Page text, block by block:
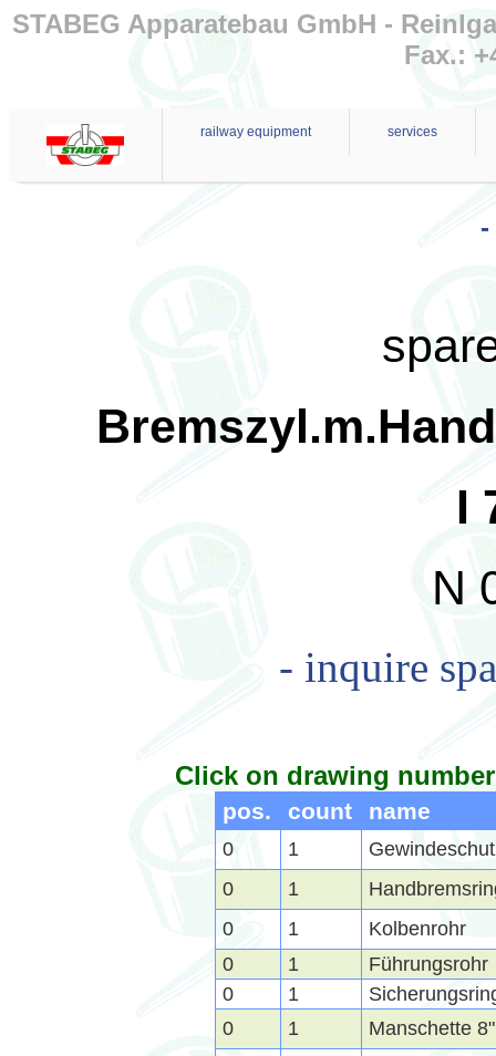
STABEG Apparatebau GmbH -
Fax.:
railway equipment services
I
N
- inquire
Click on drawing
pos. count name
0 1
0
1
0
1
Kolbenrohr
0
1
Führungsrohr
0
1
0
1
Manschette 8"